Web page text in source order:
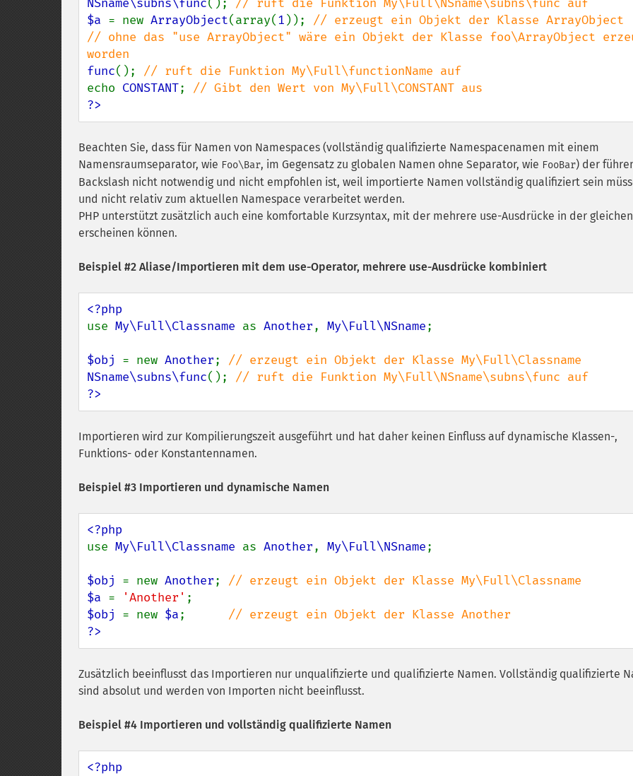
NSname\subns\func();
$a = new ArrayObject(array(1 )); // erzeugt ein Objekt der Klasse ArrayObject
// ohne das "use ArrayObject" wäre ein Objekt der Klasse foo\ArrayObject
func();
echo CONSTANT;
?>
Beachten Sie, dass für Namen von Namespaces (vollständig qualifizierte Namespacenamen mit einem
Namensraumseparator, wie Foo\Bar, im Gegensatz zu globalen Namen ohne Separator, wie FooBar) der
Backslash nicht notwendig und nicht empfohlen ist, weil importierte Namen vollständig qualifiziert sein
und nicht relativ zum aktuellen Namespace verarbeitet werden.
PHP unterstützt zusätzlich auch eine komfortable Kurzsyntax, mit der mehrere use-Ausdrücke in der
erscheinen können.
Beispiel #2 Aliase/Importieren mit dem use-Operator, mehrere use-Ausdrücke kombiniert
use My\Full\Classname as Another, My\Full\NSname;
$obj = new Another;
NSname\subns\func();
?>
Importieren wird zur Kompilierungszeit ausgeführt und hat daher keinen Einfluss auf dynamische Klassen-,
Funktions- oder Konstantennamen.
Beispiel #3 Importieren und dynamische Namen
use My\Full\Classname as Another, My\Full\NSname;
$obj = new Another;
$a = 'Another'
$obj = new $a;
?>
Zusätzlich beeinflusst das Importieren nur unqualifizierte und qualifizierte Namen. Vollständig qualifizierte
sind absolut und werden von Importen nicht beeinflusst.
Beispiel #4 Importieren und vollständig qualifizierte Namen